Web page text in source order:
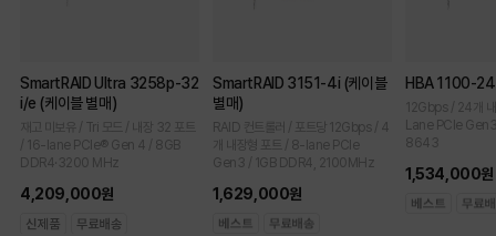
SmartRAID Ultra 3258p-32
i/e (케이블 별매)
재고 미보유 / Tri 모드 / 내장 32 포트
/ 16-lane PCIe® Gen 4 / 8GB
DDR4·3200 MHz
4,209,000원
SmartRAID 3151-4i (케이블
별매)
RAID 컨트롤러 / 포트당 12Gbps / 4
개 내장형 포트 / 8-lane PCIe
Gen3 / 1GB DDR4, 2100MHz
1,629,000원
HBA 1100-
12Gbps / 24개
Lane PCIe
8643
1,534,000원